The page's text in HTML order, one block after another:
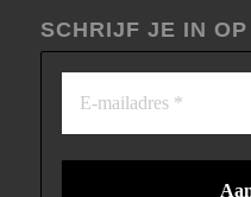
SCHRIJF JE IN